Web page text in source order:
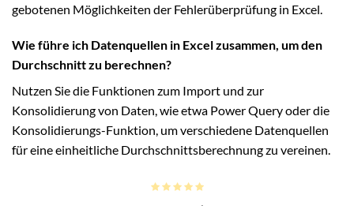
gebotenen Möglichkeiten der Fehlerüberprüfung in Excel.
Wie führe ich Datenquellen in Excel zusammen, um den
Durchschnitt zu berechnen?
Nutzen Sie die Funktionen zum Import und zur
Konsolidierung von Daten, wie etwa Power Query oder die
Konsolidierungs-Funktion, um verschiedene Datenquellen
für eine einheitliche Durchschnittsberechnung zu vereinen.